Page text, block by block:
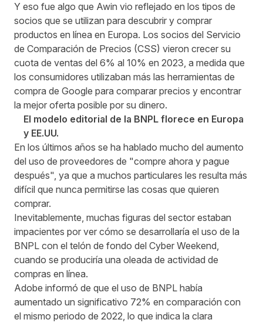
Y eso fue algo que Awin vio reflejado en los tipos de
socios que se utilizan para descubrir y comprar
productos en línea en Europa. Los socios del Servicio
de Comparación de Precios (CSS) vieron crecer su
cuota de ventas del 6% al 10% en 2023, a medida que
los consumidores utilizaban más las herramientas de
compra de Google para comparar precios y encontrar
la mejor oferta posible por su dinero.
El modelo editorial de la BNPL florece en Europa
y EE.UU.
En los últimos años se ha hablado mucho del aumento
del uso de proveedores de "compre ahora y pague
después", ya que a muchos particulares les resulta más
difícil que nunca permitirse las cosas que quieren
comprar.
Inevitablemente, muchas figuras del sector estaban
impacientes por ver cómo se desarrollaría el uso de la
BNPL con el telón de fondo del Cyber Weekend,
cuando se produciría una oleada de actividad de
compras en línea.
Adobe informó de que el uso de BNPL había
aumentado un significativo 72% en comparación con
el mismo periodo de 2022, lo que indica la clara